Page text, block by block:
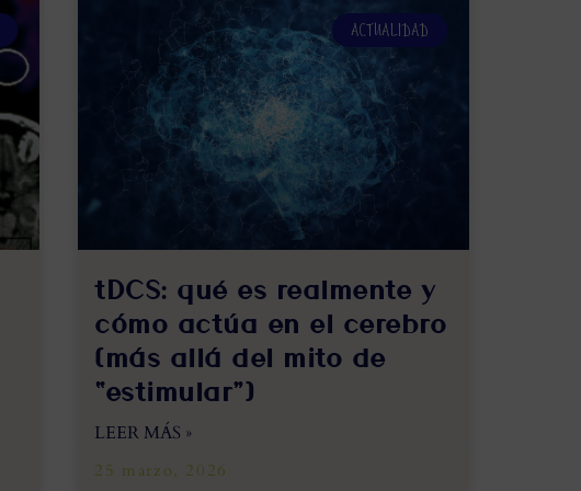
ACTUALIDAD
tDCS: qué es realmente y
cómo actúa en el cerebro
(más allá del mito de
“estimular”)
LEER MÁS »
25 marzo, 2026